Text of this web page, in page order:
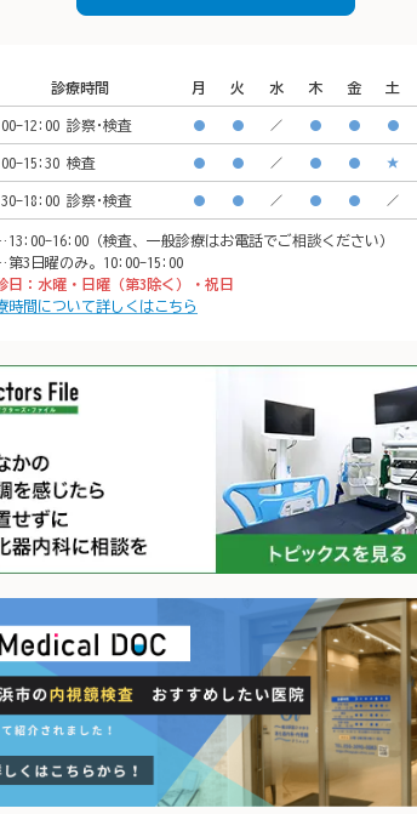
駅西口　徒歩5分
オン内に地下駐車場あり
診療時間 月 火 水 木 金 土
12:00 診察･検査 ● ● ／ ● ● ●
15:30 検査 ● ● ／ ● ● ★
18:00 診察･検査 ● ● ／ ● ● ／
16:00（検査、一般診療はお電話でご相談ください）
第3日曜のみ。10:00-15:00
日：水曜・日曜（第3除く）・祝日
時間について詳しくはこちら